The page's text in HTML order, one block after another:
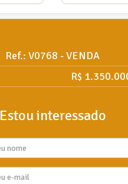
Ref.: V0768 - VENDA
R$
Estou interessado